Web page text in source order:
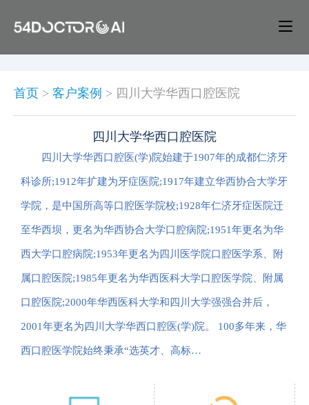
首页 > 客户案例 > 四川大学华西口腔医院
四川大学华西口腔医院
四川大学华西口腔医(学)院始建于1907年的成都仁济牙
科诊所;1912年扩建为牙症医院;1917年建立华西协合大学牙
学院，是中国所高等口腔医学院校;1928年仁济牙症医院迁
至华西坝，更名为华西协合大学口腔病院;1951年更名为华
西大学口腔病院;1953年更名为四川医学院口腔医学系、附
属口腔医院;1985年更名为华西医科大学口腔医学院、附属
口腔医院;2000年华西医科大学和四川大学强强合并后，
2001年更名为四川大学华西口腔医(学)院。 100多年来，华
西口腔医学院始终秉承“选英才、高标…